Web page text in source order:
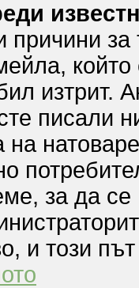
причини
изтрит.
писали
на
за да
и този